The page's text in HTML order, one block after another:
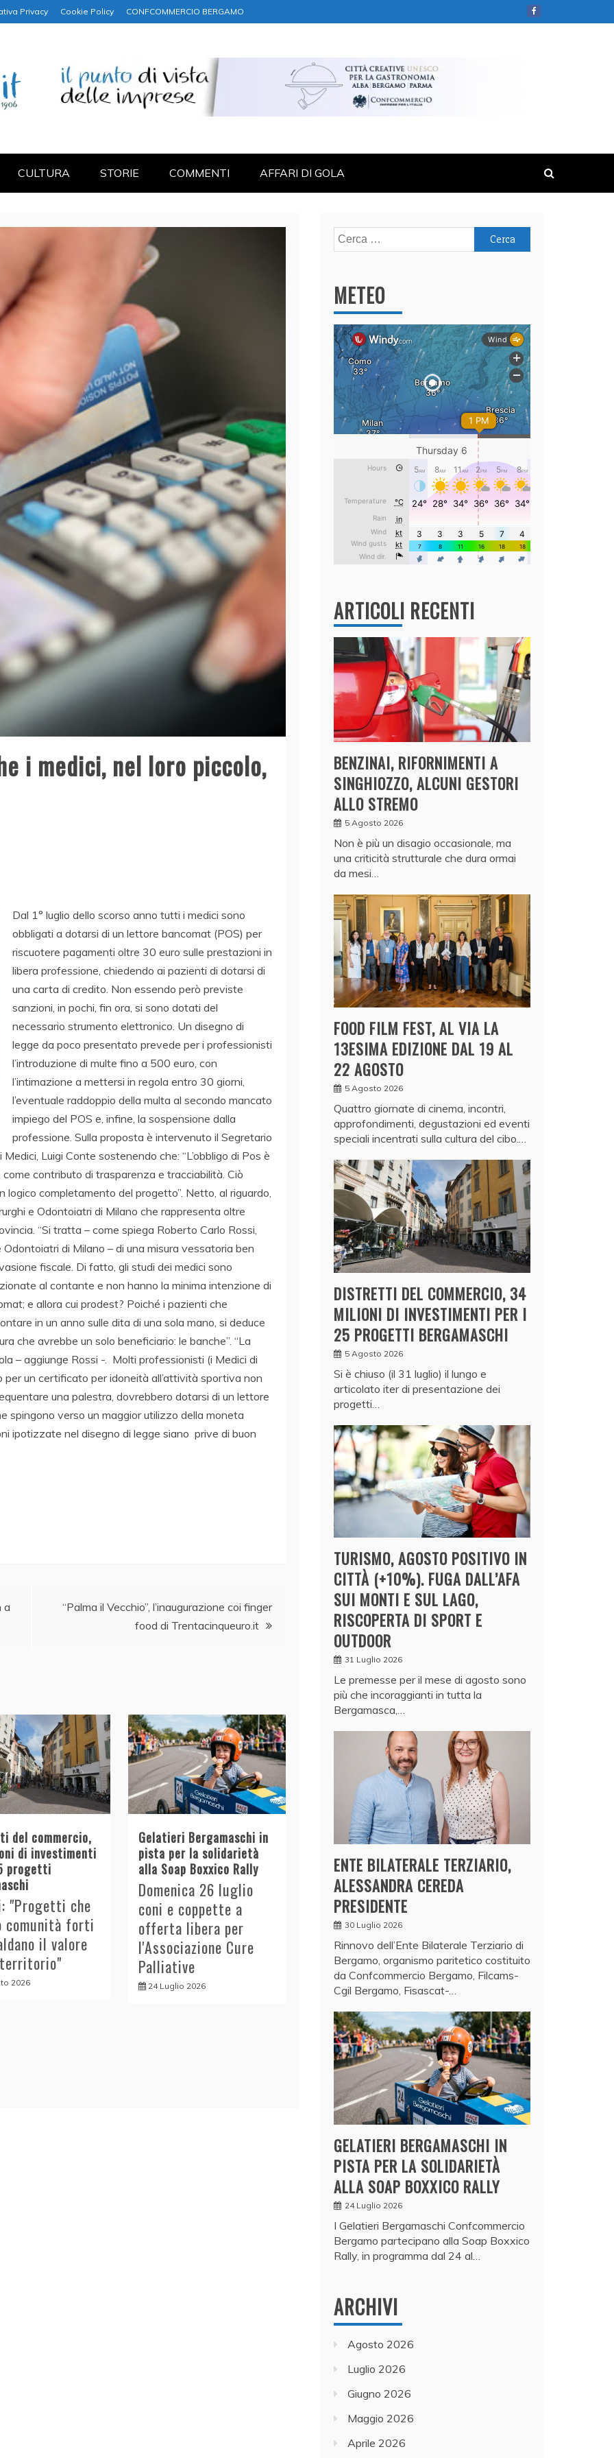
Privacy Cookie Policy CONFCOMMERCIO BERGAMO
CULTURA STORIE COMMENTI AFFARI DI GOLA
i medici, nel loro piccolo,
Dal 1° luglio dello scorso anno tutti i medici sono
obbligati a dotarsi di un lettore bancomat (POS) per
riscuotere pagamenti oltre 30 euro sulle prestazioni in
libera professione, chiedendo ai pazienti di dotarsi di
una carta di credito. Non essendo però previste
sanzioni, in pochi, fin ora, si sono dotati del
necessario strumento elettronico. Un disegno di
legge da poco presentato prevede per i professionisti
l’introduzione di multe fino a 500 euro, con
l’intimazione a mettersi in regola entro 30 giorni,
l’eventuale raddoppio della multa al secondo mancato
impiego del POS e, infine, la sospensione dalla
professione. Sulla proposta è intervenuto il Segretario
Luigi Conte sostenendo che: “L’obbligo di Pos è
contributo di trasparenza e tracciabilità. Ciò
logico completamento del progetto”. Netto, al riguardo,
e Odontoiatri di Milano che rappresenta oltre
“Si tratta – come spiega Roberto Carlo Rossi,
di Milano – di una misura vessatoria ben
fiscale. Di fatto, gli studi dei medici sono
al contante e non hanno la minima intenzione di
e allora cui prodest? Poiché i pazienti che
in un anno sulle dita di una sola mano, si deduce
che avrebbe un solo beneficiario: le banche”. “La
– aggiunge Rossi -. Molti professionisti (i Medici di
per un certificato per idoneità all’attività sportiva non
una palestra, dovrebbero dotarsi di un lettore
spingono verso un maggior utilizzo della moneta
ipotizzate nel disegno di legge siano prive di buon
a
“Palma il Vecchio”, l’inaugurazione coi finger
food di Trentacinqueuro.it
del commercio,
di investimenti
progetti
"Progetti che
comunità forti
il valore
2026
Gelatieri Bergamaschi in
pista per la solidarietà
alla Soap Boxxico Rally
Domenica 26 luglio
coni e coppette a
offerta libera per
l'Associazione Cure
Palliative
24 Luglio 2026
Ricerca
per:
METEO
ARTICOLI RECENTI
BENZINAI, RIFORNIMENTI A
SINGHIOZZO, ALCUNI GESTORI
ALLO STREMO
5 Agosto 2026
Non è più un disagio occasionale, ma
una criticità strutturale che dura ormai
da mesi…
FOOD FILM FEST, AL VIA LA
13ESIMA EDIZIONE DAL 19 AL
22 AGOSTO
5 Agosto 2026
Quattro giornate di cinema, incontri,
approfondimenti, degustazioni ed eventi
speciali incentrati sulla cultura del cibo.…
DISTRETTI DEL COMMERCIO, 34
MILIONI DI INVESTIMENTI PER I
25 PROGETTI BERGAMASCHI
5 Agosto 2026
Si è chiuso (il 31 luglio) il lungo e
articolato iter di presentazione dei
progetti…
TURISMO, AGOSTO POSITIVO IN
CITTÀ (+10%). FUGA DALL’AFA
SUI MONTI E SUL LAGO,
RISCOPERTA DI SPORT E
OUTDOOR
31 Luglio 2026
Le premesse per il mese di agosto sono
più che incoraggianti in tutta la
Bergamasca,…
ENTE BILATERALE TERZIARIO,
ALESSANDRA CEREDA
PRESIDENTE
30 Luglio 2026
Rinnovo dell’Ente Bilaterale Terziario di
Bergamo, organismo paritetico costituito
da Confcommercio Bergamo, Filcams-
Cgil Bergamo, Fisascat-…
GELATIERI BERGAMASCHI IN
PISTA PER LA SOLIDARIETÀ
ALLA SOAP BOXXICO RALLY
24 Luglio 2026
I Gelatieri Bergamaschi Confcommercio
Bergamo partecipano alla Soap Boxxico
Rally, in programma dal 24 al…
ARCHIVI
Agosto 2026
Luglio 2026
Giugno 2026
Maggio 2026
Aprile 2026